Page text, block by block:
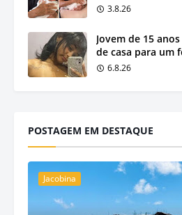
3.8.26
Jovem de 15
de casa para um
6.8.26
POSTAGEM EM DESTAQUE
Jacobina